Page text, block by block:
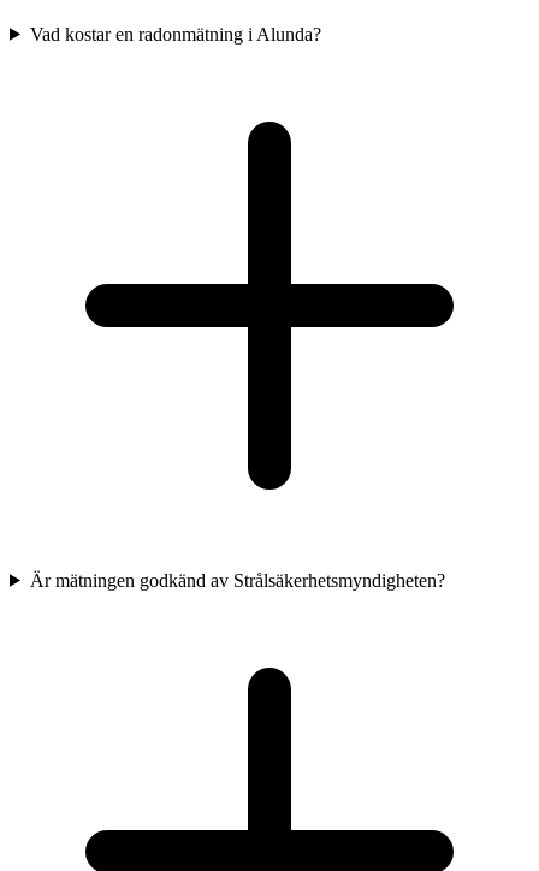
Vad kostar en radonmätning i Alunda?
Är mätningen godkänd av Strålsäkerhetsmyndigheten?